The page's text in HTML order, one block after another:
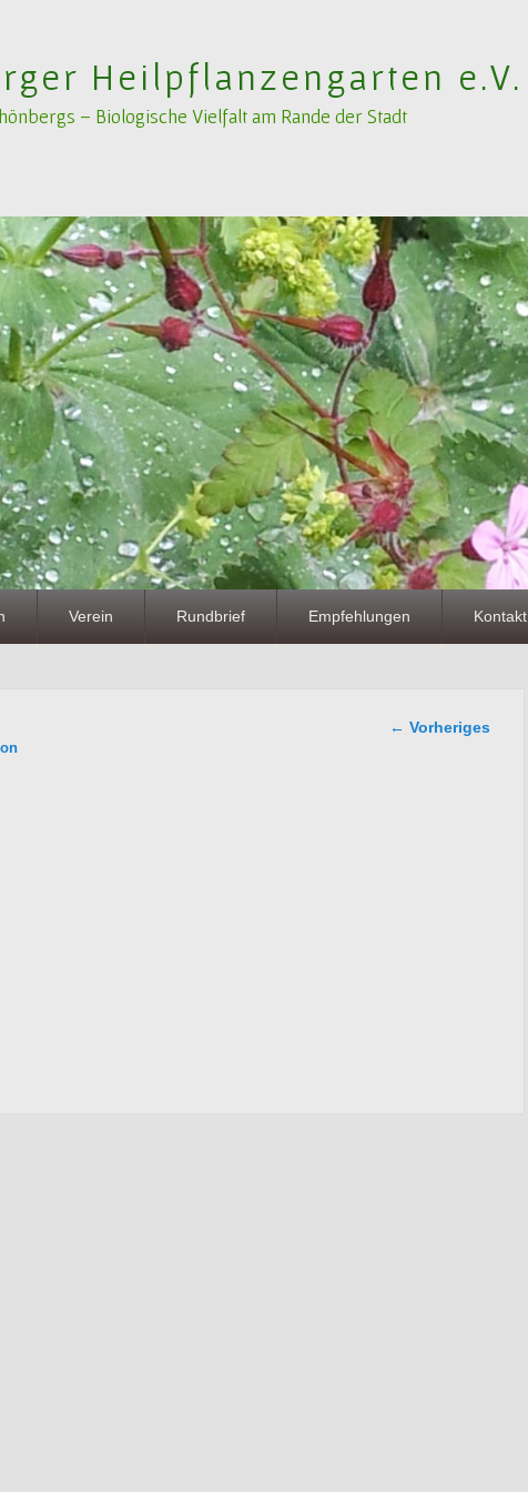
Heilpflanzengarten e.V.
– Biologische Vielfalt am Rande der Stadt
Verein Rundbrief Empfehlungen Kontakt
Bilder-
Navigation
← Vorheriges